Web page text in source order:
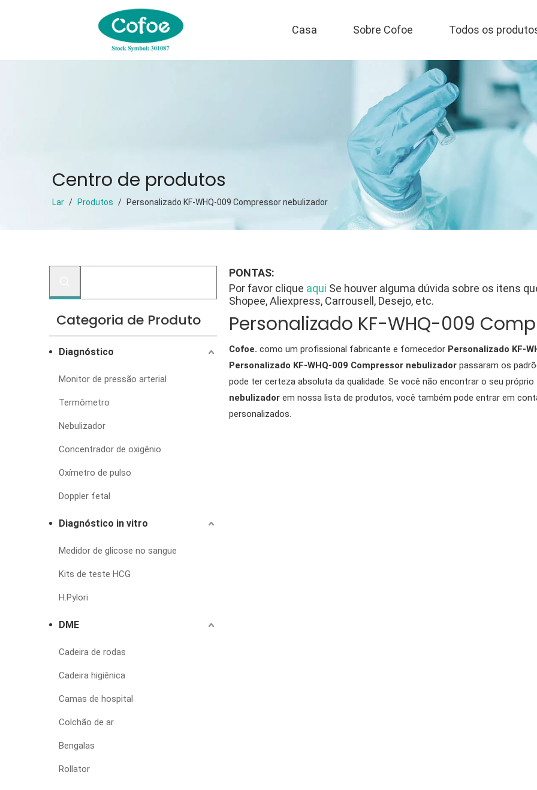
Casa Sobre Cofoe Todos os
Centro de produtos
Lar / Produtos / Personalizado KF-WHQ-009 Compressor nebulizador
Categoria de Produto
Diagnóstico
Monitor de pressão arterial
Termômetro
Nebulizador
Concentrador de oxigênio
Oxímetro de pulso
Doppler fetal
Diagnóstico in vitro
Medidor de glicose no sangue
Kits de teste HCG
H.Pylori
DME
Cadeira de rodas
Cadeira higiênica
Camas de hospital
Colchão de ar
Bengalas
Rollator
PONTAS:
Por favor clique aqui Se houver alguma dúvida sobre os itens
Shopee, Aliexpress, Carrousell, Desejo, etc.
Personalizado KF-WHQ-009
Cofoe. como um profissional fabricante e fornecedor Personalizado KF-
Personalizado KF-WHQ-009 Compressor nebulizador passaram os
pode ter certeza absoluta da qualidade. Se você não encontrar o seu próprio
nebulizador em nossa lista de produtos, você também pode entrar em
personalizados.